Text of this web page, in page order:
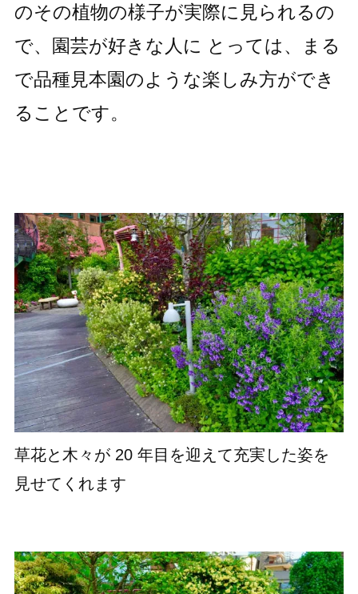
のその植物の様子が実際に見られるの
で、園芸が好きな人に とっては、まる
で品種見本園のような楽しみ方ができ
ることです。
草花と木々が 20 年目を迎えて充実した姿を
見せてくれます